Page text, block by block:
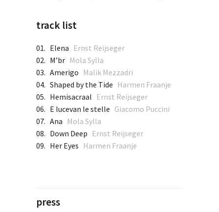
APPLE MUSIC
YOUTUBE MUSIC
track list
01. Elena Ernst Reijseger
02. M’br Mola Sylla
03. Amerigo Malik Mezzadri
04. Shaped by the Tide Harmen Fraanje
05. Hemisacraal Ernst Reijseger
06. E lucevan le stelle Giacomo Puccini
07. Ana Mola Sylla
08. Down Deep Ernst Reijseger
09. Her Eyes Harmen Fraanje
press